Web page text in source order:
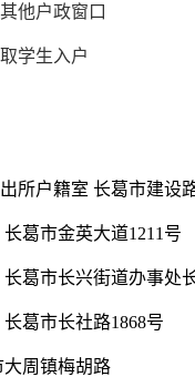
他户政窗口
学生入户
所户籍室 长葛市建设
葛市金英大道1211号
葛市长兴街道办事处
葛市长社路1868号
周镇梅胡路